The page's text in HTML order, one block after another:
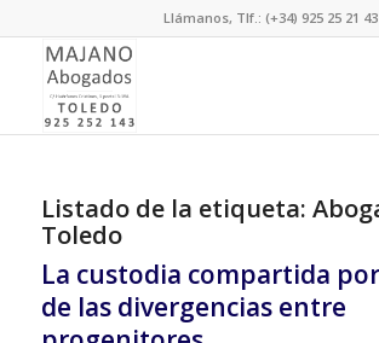
Llámanos, Tlf.: (+34) 925 25 21 43
Listado de la etiqueta:
Toledo
La custodia compartida
de las divergencias entre